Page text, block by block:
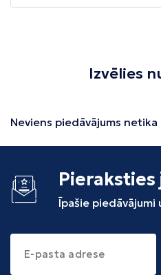
Izvēlies
Neviens piedāvājums
Īpašie piedāvājumi